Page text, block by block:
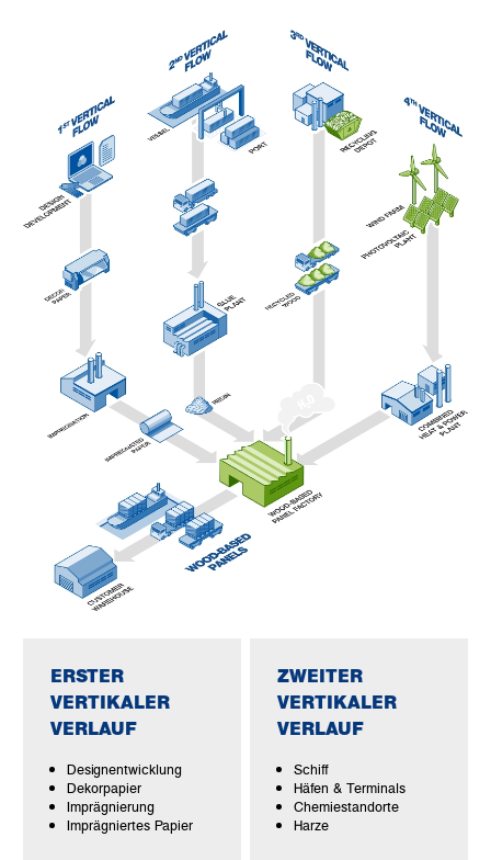
ERSTER
VERTIKALER
VERLAUF
Designentwicklung
Dekorpapier
Imprägnierung
Imprägniertes Papier
ZWEITER
VERTIKALER
VERLAUF
Schiff
Häfen & Terminals
Chemiestandorte
Harze